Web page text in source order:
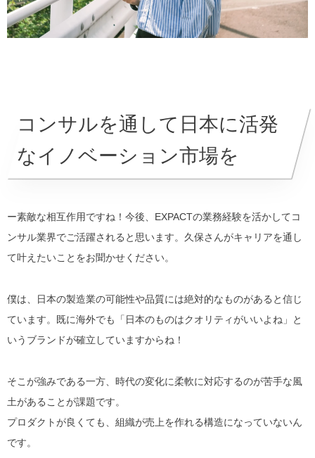
コンサルを通して日本に活発
なイノベーション市場を
ー素敵な相互作用ですね！今後、EXPACTの業務経験を活かしてコ
ンサル業界でご活躍されると思います。久保さんがキャリアを通し
て叶えたいことをお聞かせください。
僕は、日本の製造業の可能性や品質には絶対的なものがあると信じ
ています。既に海外でも「 日本のものはクオリティがいいよね 」と
いうブランドが確立していますからね！
そこが強みである一方、時代の変化に柔軟に対応するのが苦手な風
土があることが課題です。
プロダクトが良くても、組織が売上を作れる構造になっていないん
です。